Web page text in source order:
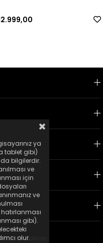
saklıdır.
ya
tablet gibi)
bilgilerdir.
ve
için
ve
gibi).
olur.